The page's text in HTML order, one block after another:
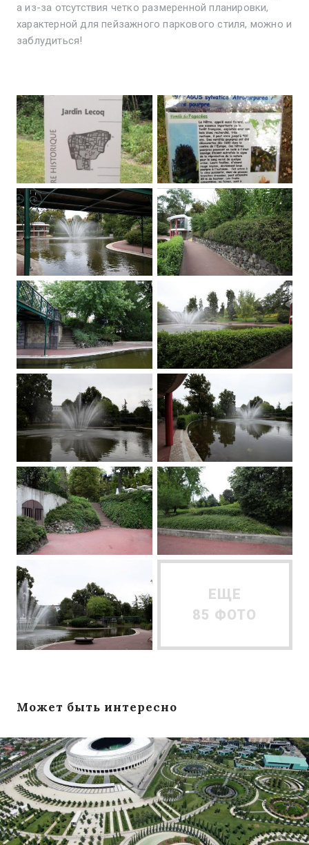
а из-за отсутствия четко размеренной планировки,
характерной для пейзажного паркового стиля, можно и
заблудиться!
ЕЩЕ
85 ФОТО
Может быть интересно